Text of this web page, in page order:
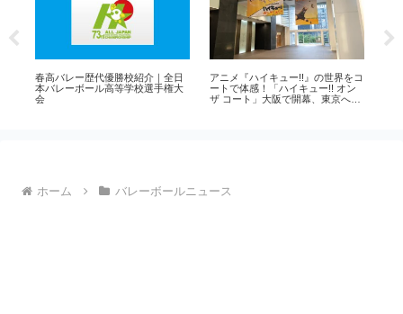
春高バレー歴代優勝校紹介｜全日
本バレーボール高等学校選手権大
会
アニメ『ハイキュー!!』の世界をコ
ートで体感！「ハイキュー!! オン
ザ コート」大阪で開幕、東京へも
ホーム バレーボールニュース